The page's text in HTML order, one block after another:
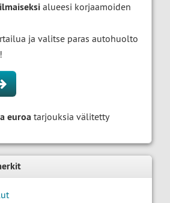
ilmaiseksi alueesi korjaamoiden
ja valitse paras autohuolto
euroa tarjouksia välitetty